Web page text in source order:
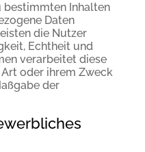
bestimmten Inhalten
Daten
die Nutzer
Echtheit und
verarbeitet diese
oder ihrem Zweck
der